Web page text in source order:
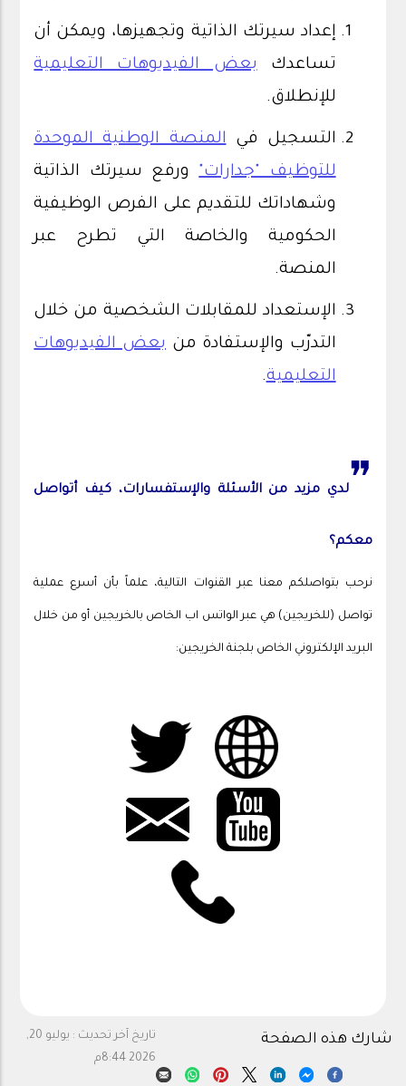
إعداد سيرتك الذاتية وتجهيزها، ويمكن أن
تساعدكبعض الفيديوهات التعليمية
للإنطلاق.
التسجيل فيالمنصة الوطنية الموحدة
للتوظيف "جدارات"ورفع سيرتك الذاتية
وشهاداتك للتقديم على الفرص الوظيفية
الحكومية والخاصة التي تطرح عبر
المنصة.
الإستعداد للمقابلات الشخصية من خلال
التدرّب والإستفادة منبعض الفيديوهات
التعليمية.
❞لدي مزيد من الأسئلة والإستفسارات، كيف أتواصل
معكم؟
نرحب بتواصلكم معنا عبر القنوات التالية، علماً بأن أسرع عملية
تواصل (للخريجين) هي عبر الواتس اب الخاص بالخريجين أو من خلال
البريد الإلكتروني الخاص بلجنة الخريجين:
تاريخ آخر تحديث :
يوليو 20,
2026 8:44م
شارك هذه الصفحة